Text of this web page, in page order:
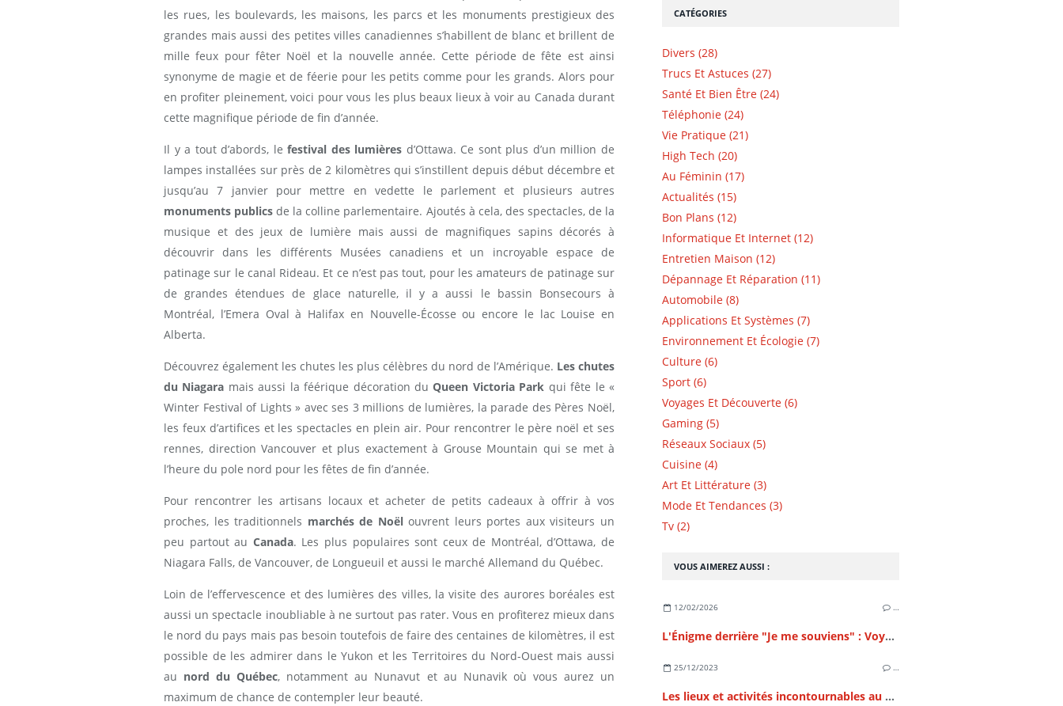
les rues, les boulevards, les maisons, les parcs et les monuments prestigieux des
grandes mais aussi des petites villes canadiennes s’habillent de blanc et brillent de
mille feux pour fêter Noël et la nouvelle année. Cette période de fête est ainsi
synonyme de magie et de féerie pour les petits comme pour les grands. Alors pour
en profiter pleinement, voici pour vous les plus beaux lieux à voir au Canada durant
cette magnifique période de fin d’année.
Il y a tout d’abords, lefestival des lumières d’Ottawa. Ce sont plus d’un million de
lampes installées sur près de 2 kilomètres qui s’instillent depuis début décembre et
jusqu’au 7 janvier pour mettre en vedette le parlement et plusieurs autres
monuments publics de la colline parlementaire. Ajoutés à cela, des spectacles, de la
musique et des jeux de lumière mais aussi de magnifiques sapins décorés à
découvrir dans les différents Musées canadiens et un incroyable espace de
patinage sur le canal Rideau. Et ce n’est pas tout, pour les amateurs de patinage sur
de grandes étendues de glace naturelle, il y a aussi le bassin Bonsecours à
Montréal, l’Emera Oval à Halifax en Nouvelle-Écosse ou encore le lac Louise en
Alberta.
Découvrez également les chutes les plus célèbres du nord de l’Amérique. Les chutes
du Niagara mais aussi la féérique décoration duQueen Victoria Park qui fête le «
Winter Festival of Lights » avec ses 3 millions de lumières, la parade des Pères Noël,
les feux d’artifices et les spectacles en plein air. Pour rencontrer le père noël et ses
rennes, direction Vancouver et plus exactement à Grouse Mountain qui se met à
l’heure du pole nord pour les fêtes de fin d’année.
Pour rencontrer les artisans locaux et acheter de petits cadeaux à offrir à vos
proches, les traditionnels marchés de Noëlouvrent leurs portes aux visiteurs un
peu partout au Canada. Les plus populaires sont ceux de Montréal, d’Ottawa, de
Niagara Falls, de Vancouver, de Longueuil et aussi le marché Allemand du Québec.
Loin de l’effervescence et des lumières des villes, la visite des aurores boréales est
aussi un spectacle inoubliable à ne surtout pas rater. Vous en profiterez mieux dans
le nord du pays mais pas besoin toutefois de faire des centaines de kilomètres, il est
possible de les admirer dans le Yukon et les Territoires du Nord-Ouest mais aussi
au nord du Québec, notamment au Nunavut et au Nunavik où vous aurez un
maximum de chance de contempler leur beauté.
VOUS AIMEREZ AUSSI :
12/02/2026 …
L'Énigme derrière "Je me souviens" : Voyage aux sources de l'identité du Québec
25/12/2023 …
Les lieux et activités incontournables au Canada
CATÉGORIES
Divers (28)
Trucs Et Astuces (27)
Santé Et Bien Être (24)
Téléphonie (24)
Vie Pratique (21)
High Tech (20)
Au Féminin (17)
Actualités (15)
Bon Plans (12)
Informatique Et Internet (12)
Entretien Maison (12)
Dépannage Et Réparation (11)
Automobile (8)
Applications Et Systèmes (7)
Environnement Et Écologie (7)
Culture (6)
Sport (6)
Voyages Et Découverte (6)
Gaming (5)
Réseaux Sociaux (5)
Cuisine (4)
Art Et Littérature (3)
Mode Et Tendances (3)
Tv (2)